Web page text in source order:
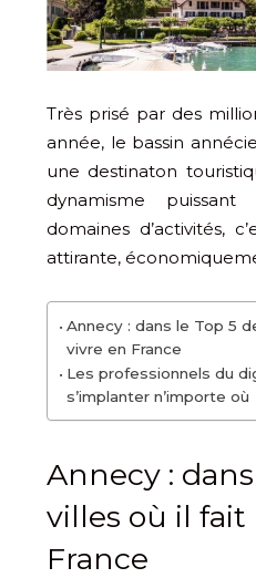
Très prisé par des
année, le bassin
une destinaton
dynamisme
domaines d’activités,
attirante,
Annecy : dans le Top 5
vivre en France
Les professionnels du
s’implanter n’importe où
Annecy :
villes où il fait
France